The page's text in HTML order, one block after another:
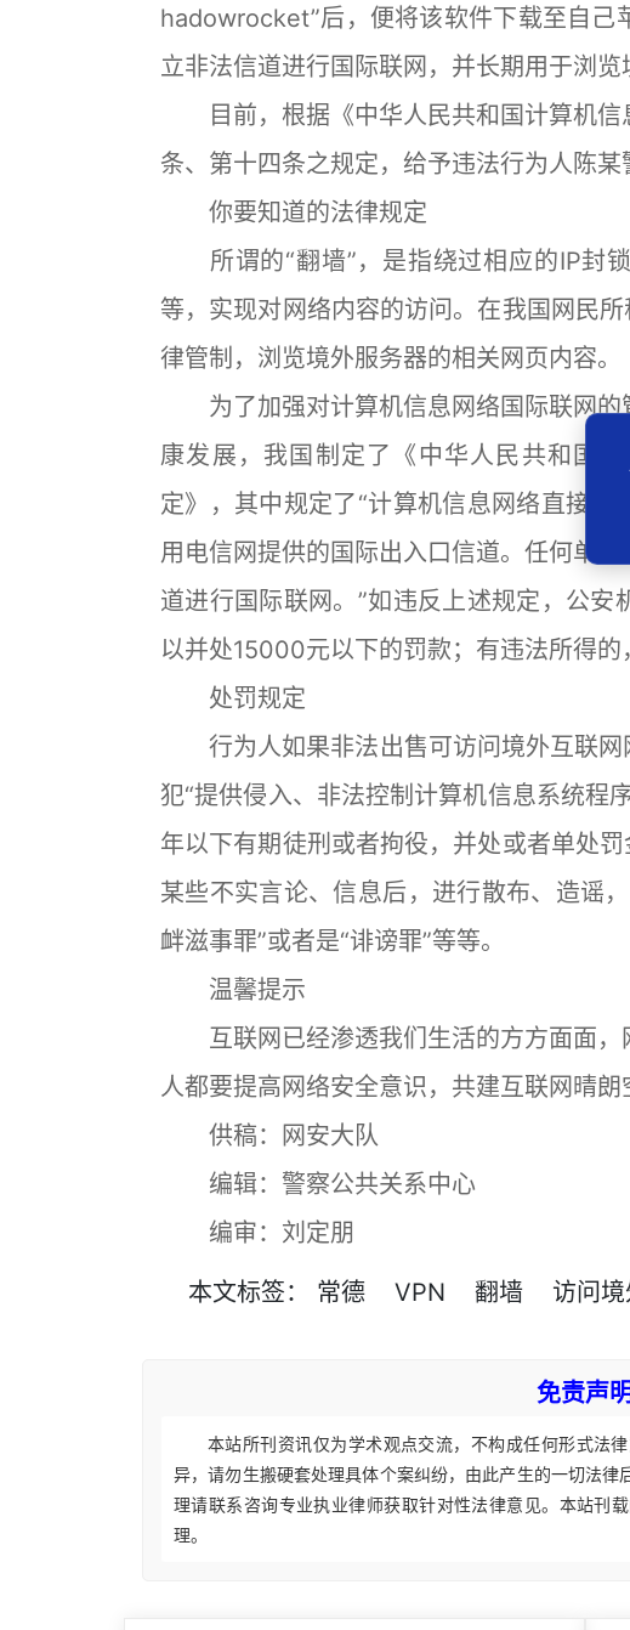
hadowrocket”后，便将该软件下载至自己
立非法信道进行国际联网，并长期用于浏览
目前，根据《中华人民共和国计算机信
条、第十四条之规定，给予违法行为人陈某
你要知道的法律规定
所谓的“翻墙”，是指绕过相应的IP封
等，实现对网络内容的访问。在我国网民
律管制，浏览境外服务器的相关网页内容。
为了加强对计算机信息网络国际联网的
康发展，我国制定了《中华人民共和国
定》，其中规定了“计算机信息网络直接进
用电信网提供的国际出入口信道。任何单位
道进行国际联网。”如违反上述规定，公
以并处15000元以下的罚款；有违法所得的
处罚规定
行为人如果非法出售可访问境外互联网
犯“提供侵入、非法控制计算机信息系统程
年以下有期徒刑或者拘役，并处或者单处
某些不实言论、信息后，进行散布、造谣
衅滋事罪”或者是“诽谤罪”等等。
温馨提示
互联网已经渗透我们生活的方方面面，
人都要提高网络安全意识，共建互联网晴朗
供稿：网安大队
编辑：警察公共关系中心
编审：刘定朋
本文标签： 常德 VPN 翻墙 访问
免责声明
本站所刊资讯仅为学术观点交流，不构成任何形式法
异，请勿生搬硬套处理具体个案纠纷，由此产生的一切法
理请联系咨询专业执业律师获取针对性法律意见。本站刊
理。